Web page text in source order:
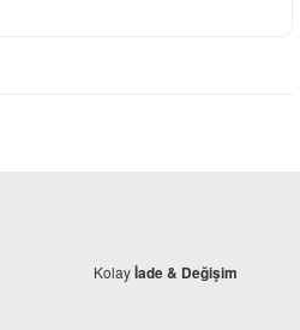
Kolayİade & Değişim